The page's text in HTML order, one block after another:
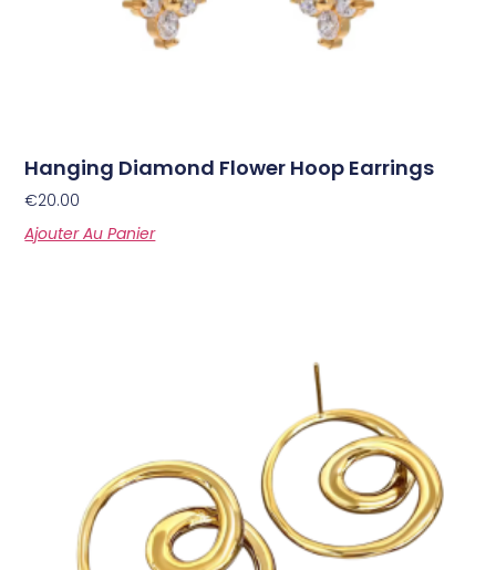
Hanging Diamond Flower Hoop Earrings
€20.00
Ajouter Au Panier